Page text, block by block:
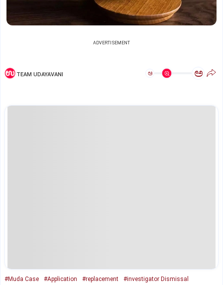
ADVERTISEMENT
TEAM UDAYAVANI ಅ ಅ
#Muda Case #Application #replacement #investigator Dismissal